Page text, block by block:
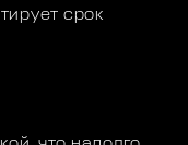
срок